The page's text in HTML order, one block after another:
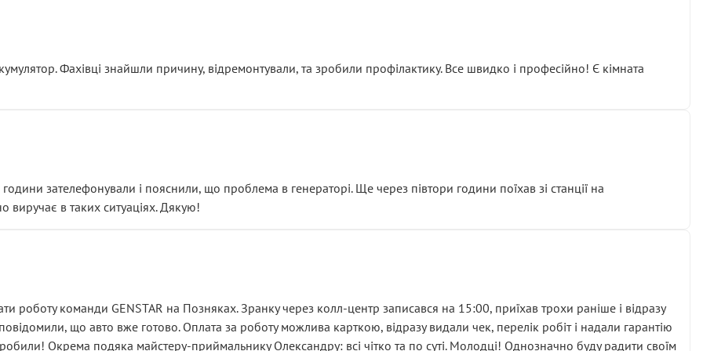
із головним гальмівним циліндром у зборі.
і тоді сервіс наче справив хороше враження. Але згодом знайшов декілька гайок під лобовим склом. Мені
хвилюватися. ( надіюсь новий власник, не застяг в полі))
підірвав.
а “аби швидше і дорожче”. Саме це і псує загальне враження та бажання повертатися.
Фахівці знайшли причину, відремонтували, та зробили профілактику. Все швидко і професійно! Є кімната
зателефонували і пояснили, що проблема в генераторі. Ще через півтори години поїхав зі станції на
виручає в таких ситуаціях. Дякую!
роботу команди GENSTAR на Позняках. Зранку через колл-центр записався на 15:00, приїхав трохи раніше і відразу
що авто вже готово. Оплата за роботу можлива карткою, відразу видали чек, перелік робіт і надали гарантію
Окрема подяка майстеру-приймальнику Олександру: всі чітко та по суті. Молодці! Однозначно буду радити своїм